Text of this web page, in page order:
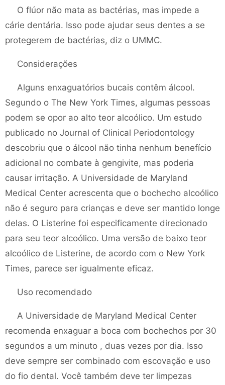
O flúor não mata as bactérias, mas impede a
cárie dentária. Isso pode ajudar seus dentes a se
protegerem de bactérias, diz o UMMC.
Considerações
Alguns enxaguatórios bucais contêm álcool.
Segundo o The New York Times, algumas pessoas
podem se opor ao alto teor alcoólico. Um estudo
publicado no Journal of Clinical Periodontology
descobriu que o álcool não tinha nenhum benefício
adicional no combate à gengivite, mas poderia
causar irritação. A Universidade de Maryland
Medical Center acrescenta que o bochecho alcoólico
não é seguro para crianças e deve ser mantido longe
delas. O Listerine foi especificamente direcionado
para seu teor alcoólico. Uma versão de baixo teor
alcoólico de Listerine, de acordo com o New York
Times, parece ser igualmente eficaz.
Uso recomendado
A Universidade de Maryland Medical Center
recomenda enxaguar a boca com bochechos por 30
segundos a um minuto , duas vezes por dia. Isso
deve sempre ser combinado com escovação e uso
do fio dental. Você também deve ter limpezas